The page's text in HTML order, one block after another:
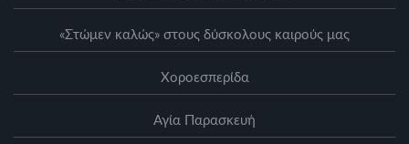
«Στώμεν καλώς» στους δύσκολους καιρούς μας
Xοροεσπερίδα
Αγία Παρασκευή